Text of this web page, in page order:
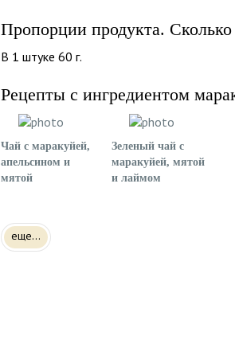
Пропорции продукта.
В 1 штуке 60 г.
Рецепты с ингредиентом
Чай с маракуйей,
апельсином и
мятой
Зеленый чай с
маракуйей, мятой
и лаймом
еще...